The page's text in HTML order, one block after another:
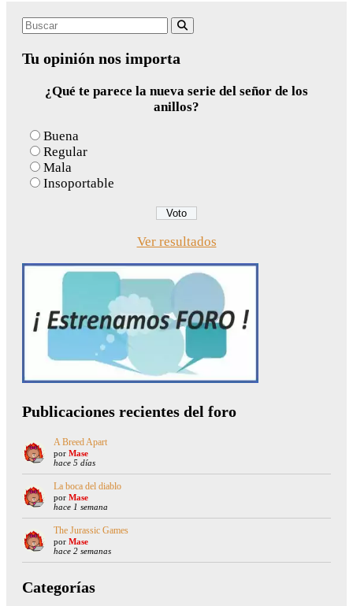
Search
Tu opinión nos importa
¿Qué te parece la nueva serie del señor de los
anillos?
Buena
Regular
Mala
Insoportable
Ver resultados
Publicaciones recientes del foro
A Breed Apart
por Mase
hace 5 días
La boca del diablo
por Mase
hace 1 semana
The Jurassic Games
por Mase
hace 2 semanas
Categorías